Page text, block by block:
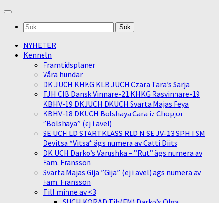
Skip
contentSök
NYHETER
Kenneln
Framtidsplaner
Våra hundar
DK JUCH KHKG KLB JUCH Czara Tara’s Sarja
TJH CIB Dansk Vinnare-21 KHKG Rasvinnare-19
KBHV-19 DKJUCH DKUCH Svarta Majas Feya
KBHV-18 DKUCH Bolshaya Cara iz Chopjor
”Bolshaya” (ej i avel)
SE UCH LD STARTKLASS RLD N SE JV-13 SPH I SM
Devitsa *Vitsa* ägs numera av Catti Diits
DK UCH Darko’s Varushka – ”Rut” ägs numera av
Fam. Fransson
Svarta Majas Gija ”Gija” (ej i avel) ägs numera av
Fam. Fransson
Till minne av <3